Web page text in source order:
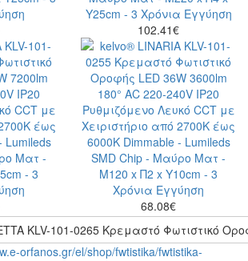
102.41€
68.08€
KLV-101-0265 Κρεμαστό Φωτιστικό